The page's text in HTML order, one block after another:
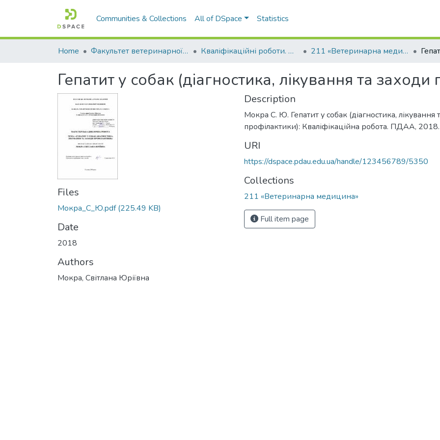
Communities & Collections All of DSpace Statistics
Home Факультет ветеринарної медицини Кваліфікаційні роботи. Факультет ветеринарної медицини 211 «Ветеринарна медицина»
Гепатит у собак (діагностика, лікування та заходи
Files
Мокра_С_Ю.pdf(225.49 KB)
Date
2018
Authors
Мокра, Світлана Юріївна
Description
Мокра С. Ю. Гепатит у собак (діагностика, лікування
профілактики): Кваліфікаційна робота. ПДАА,
URI
https://dspace.pdau.edu.ua/handle/123456789/5350
Collections
211 «Ветеринарна медицина»
Full item page